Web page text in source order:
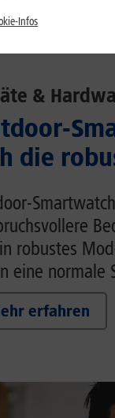
&
die
robustes
eine normale
erfahren
Infos